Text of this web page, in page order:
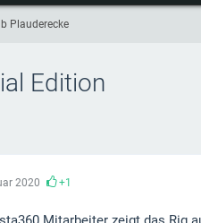
Plauderecke
Edition
2020 +1